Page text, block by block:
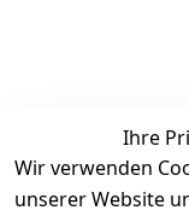
Ihre
Wir verwenden
unserer Website